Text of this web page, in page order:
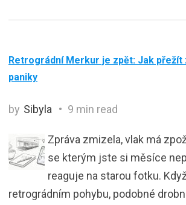
Retrográdní Merkur je zpět: Jak přežít
paniky
by Sibyla 9 min read
Zpráva zmizela, vlak má
se kterým jste si měsíce
reaguje na starou fotku.
retrográdním pohybu, podobné